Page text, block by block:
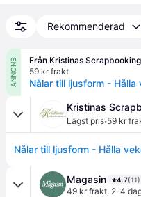
Rekommenderad
ANNONS
Från Kristinas Scrapbooking
59 kr frakt
Kristinas
Lägst pris·59 kr
Magasin 4.7(11)
49 kr frakt, 2-4